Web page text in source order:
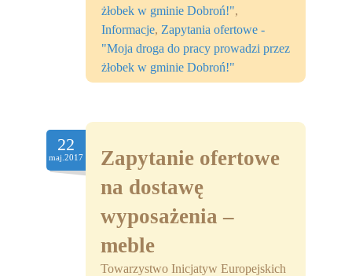
żłobek w gminie Dobroń!",
Informacje, Zapytania ofertowe -
"Moja droga do pracy prowadzi przez
żłobek w gminie Dobroń!"
22
maj.2017
Zapytanie ofertowe
na dostawę
wyposażenia –
meble
Towarzystwo Inicjatyw Europejskich